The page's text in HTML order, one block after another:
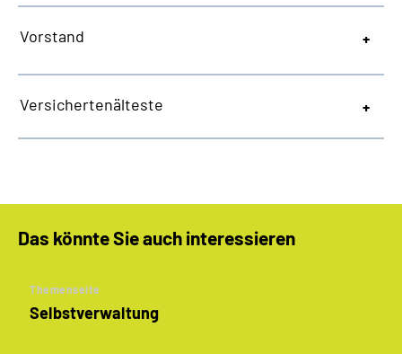
Vorstand
Versichertenälteste
Das könnte Sie auch interessieren
Themenseite
Selbstverwaltung